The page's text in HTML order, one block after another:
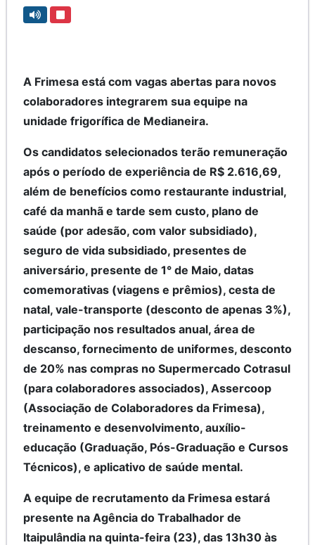
A Frimesa está com vagas abertas para novos
colaboradores integrarem sua equipe na
unidade frigorífica de Medianeira.
Os candidatos selecionados terão remuneração
após o período de experiência de R$ 2.616,69,
além de benefícios como restaurante industrial,
café da manhã e tarde sem custo, plano de
saúde (por adesão, com valor subsidiado),
seguro de vida subsidiado, presentes de
aniversário, presente de 1° de Maio, datas
comemorativas (viagens e prêmios), cesta de
natal, vale-transporte (desconto de apenas 3%),
participação nos resultados anual, área de
descanso, fornecimento de uniformes, desconto
de 20% nas compras no Supermercado Cotrasul
(para colaboradores associados), Assercoop
(Associação de Colaboradores da Frimesa),
treinamento e desenvolvimento, auxílio-
educação (Graduação, Pós-Graduação e Cursos
Técnicos), e aplicativo de saúde mental.
A equipe de recrutamento da Frimesa estará
presente na Agência do Trabalhador de
Itaipulândia na quinta-feira (23), das 13h30 às